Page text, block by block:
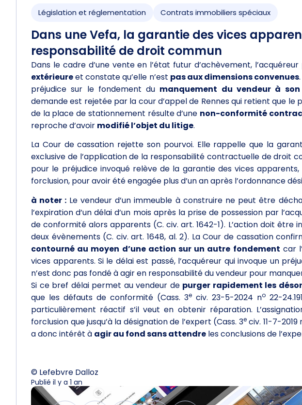
Législation et réglementation Contrats immobiliers spéciaux
Dans une Vefa, la garantie des vices
responsabilité de droit commun
Dans le cadre d’une vente en l’état futur d’achèvement, l’acquéreur
extérieureet constate qu’elle n’est pas aux dimensions convenues
préjudice sur le fondement du manquement du vendeur à
demande est rejetée par la cour d’appel de Rennes qui retient que
de la place de stationnement résulte d’une non-conformité
reproche d’avoir modifié l’objet du litige.
La Cour de cassation rejette son pourvoi. Elle rappelle que la
exclusive de l’application de la responsabilité contractuelle de droit
pour le préjudice invoqué relève de la garantie des vices
forclusion, pour avoir été engagée plus d’un an après l’ordonnance
à noter : Le vendeur d’un immeuble à construire ne peut être
l’expiration d’un délai d’un mois après la prise de possession par
de conformité alors apparents (C. civ. art. 1642-1). L’action doit être
deux évènements (C. civ. art. 1648, al. 2). La Cour de cassation
contourné au moyen d’une action sur un autre fondement car
vices apparents. Si le délai est passé, l’acquéreur qui invoque un
n’est donc pas fondé à agir en responsabilité du vendeur pour
Si ce bref délai permet au vendeur de purger rapidement les
que les défauts de conformité (Cass. 3eciv. 23-5-2024 no22-
particulièrement réactif s’il veut en obtenir réparation.
forclusion que jusqu’à la désignation de l’expert (Cass. 3eciv. 11-7-2019
a donc intérêt à agir au fond sans attendre les conclusions de
© Lefebvre Dalloz
Publié il y a 1 an